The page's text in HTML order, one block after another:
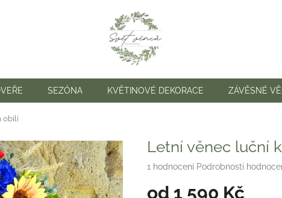
SEZÓNA KVĚTINOVÉ DEKORACE ZÁVĚSNÉ
obilí
Letní věnec luční
Průměrné
produktu
1 hodnocení Podrobnosti
od 1 590 Kč